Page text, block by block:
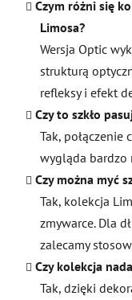
Czym różni się
Limosa?
Wersja Optic
strukturą
refleksy i efekt
Czy to szkło
Tak, połączenie
wygląda bardzo
Czy można myć
Tak, kolekcja
zmywarce. Dla
zalecamy
Czy kolekcja
Tak, dzięki